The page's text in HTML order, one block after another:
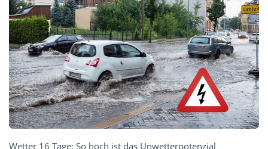
Wetter 16 Tage: So hoch ist das Unwetterpotenzial